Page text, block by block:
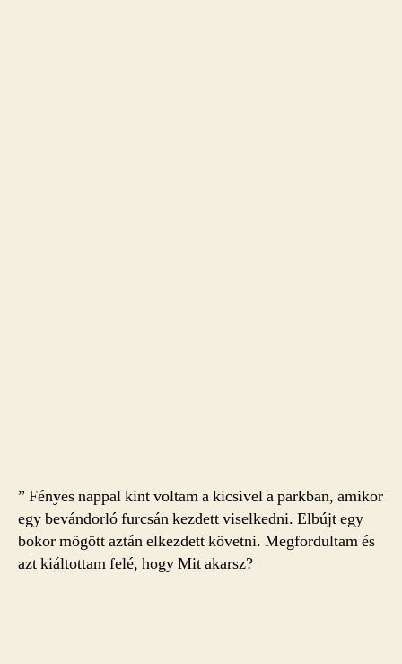
” Fényes nappal kint voltam a kicsivel a parkban, amikor
egy bevándorló furcsán kezdett viselkedni. Elbújt egy
bokor mögött aztán elkezdett követni. Megfordultam és
azt kiáltottam felé, hogy Mit akarsz?